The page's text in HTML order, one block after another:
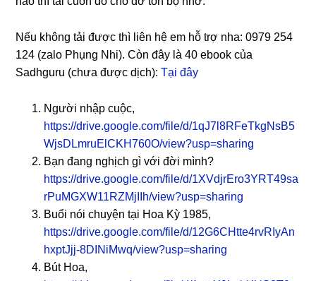
Nếu không tải được thì liên hệ em hỗ trợ nha: 0979 254
124 (zalo Phụng Nhi). Còn đây là 40 ebook của
Sadhguru (chưa được dịch):Tại đây
Người nhập cuộc,
https://drive.google.com/file/d/1qJ7l8RFeTkgNsB5
WjsDLmruElCKH760O/view?usp=sharing
Bạn đang nghịch gì với đời mình?
https://drive.google.com/file/d/1XVdjrEro3YRT49sa
rPuMGXW11RZMjIIh/view?usp=sharing
Buổi nói chuyện tại Hoa Kỳ 1985,
https://drive.google.com/file/d/12G6CHtte4rvRIyAn
hxptJjj-8DINiMwq/view?usp=sharing
Bút Hoa,